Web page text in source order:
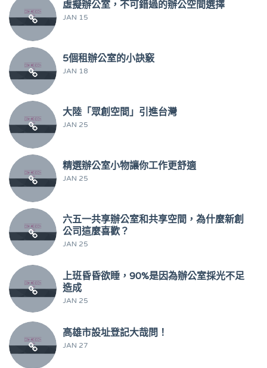
虛擬辦公室，不可錯過的辦公空間選擇
JAN 15
5個租辦公室的小訣竅
JAN 18
大陸「眾創空間」引進台灣
JAN 25
精選辦公室小物讓你工作更舒適
JAN 25
六五一共享辦公室和共享空間，為什麼新創
公司這麼喜歡？
JAN 25
上班昏昏欲睡，90%是因為辦公室採光不足
造成
JAN 25
高雄市設址登記大哉問！
JAN 27